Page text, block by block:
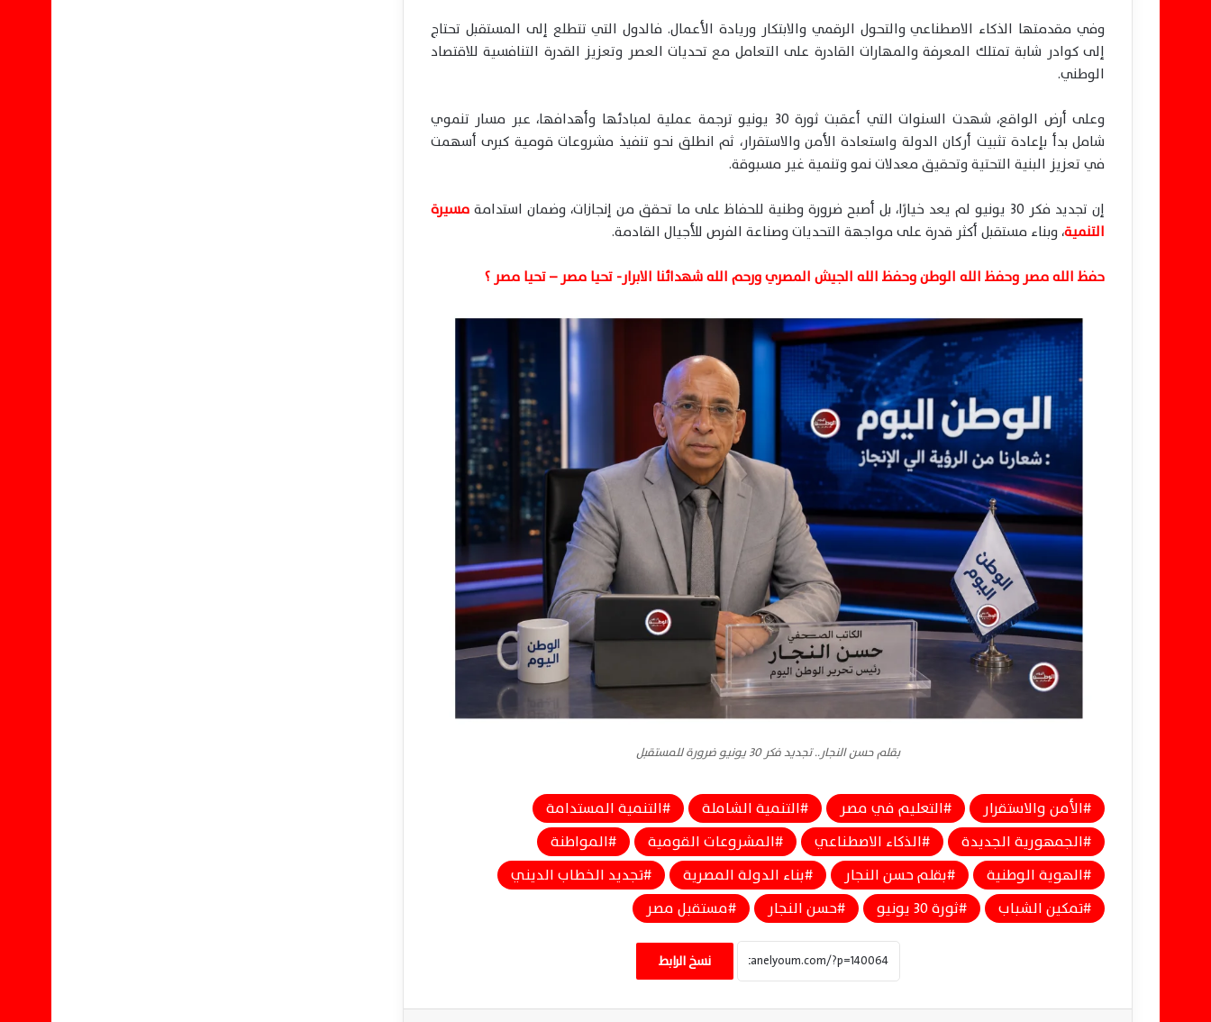
وفي مقدمتها الذكاء الاصطناعي والتحول الرقمي والابتكار وريادة الأعمال. فالدول التي تتطلع إلى المستقبل تحتاج
إلى كوادر شابة تمتلك المعرفة والمهارات القادرة على التعامل مع تحديات العصر وتعزيز القدرة التنافسية للاقتصاد
الوطني.
وعلى أرض الواقع، شهدت السنوات التي أعقبت ثورة 30 يونيو ترجمة عملية لمبادئها وأهدافها، عبر مسار تنموي
شامل بدأ بإعادة تثبيت أركان الدولة واستعادة الأمن والاستقرار، ثم انطلق نحو تنفيذ مشروعات قومية كبرى أسهمت
في تعزيز البنية التحتية وتحقيق معدلات نمو وتنمية غير مسبوقة.
إن تجديد فكر 30 يونيو لم يعد خيارًا، بل أصبح ضرورة وطنية للحفاظ على ما تحقق من إنجازات، وضمان استدامة
مسيرة
التنمية، وبناء مستقبل أكثر قدرة على مواجهة التحديات وصناعة الفرص للأجيال القادمة.
حفظ الله مصر وحفظ الله الوطن وحفظ الله الجيش المصري ورحم الله شهدائنا الابرار- تحيا مصر – تحيا مصر ؟
بقلم حسن النجار.. تجديد فكر 30 يونيو ضرورة للمستقبل
الأمن والاستقرار التعليم في مصر التنمية الشاملة
التنمية المستدامة
الجمهورية الجديدة
الذكاء الاصطناعي المشروعات القومية
المواطنة
الهوية الوطنية
بقلم حسن النجار بناء الدولة المصرية
تجديد الخطاب الديني
تمكين الشباب
ثورة 30 يونيو حسن النجار مستقبل مصر
نسخ الرابط
حسن النجار يكتب: مضيق هرمز يعيد تشكيل
موازين الصراع الأمريكي الإيراني